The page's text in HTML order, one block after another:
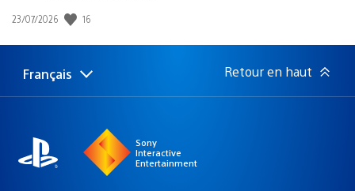
Date
publication
23/07/2026 16
Choisir
Région
Français Retour en haut
Sony
Interactive
Entertainment